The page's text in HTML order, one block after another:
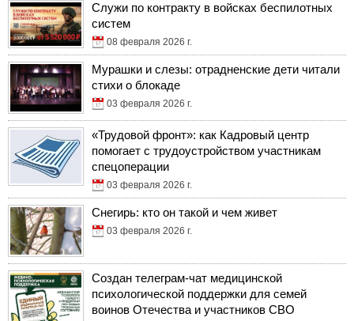
Служи по контракту в войсках беспилотных
систем
08 февраля 2026 г.
Мурашки и слезы: отрадненские дети читали
стихи о блокаде
03 февраля 2026 г.
«Трудовой фронт»: как Кадровый центр
помогает с трудоустройством участникам
спецоперации
03 февраля 2026 г.
Снегирь: кто он такой и чем живет
03 февраля 2026 г.
Создан телеграм-чат медицинской
психологической поддержки для семей
воинов Отечества и участников СВО